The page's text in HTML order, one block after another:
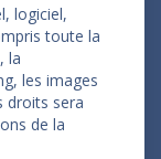
logiciel,
toute la
la
les images
droits sera
de la